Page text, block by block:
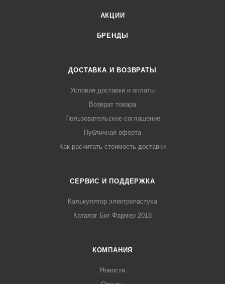
АКЦИИ
БРЕНДЫ
ДОСТАВКА И ВОЗВРАТЫ
Условия доставки и оплаты
Возврат товара
Пользовательское соглашение
Публичная оферта
Как расчитать стоимость доставки
СЕРВИС И ПОДДЕРЖКА
Калькулятор электропастуха
Каталог Биг Фармер 2018
КОМПАНИЯ
Новости